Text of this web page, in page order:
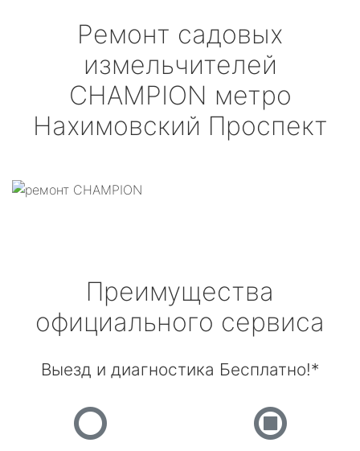
Ремонт садовых
измельчителей
CHAMPION метро
Нахимовский Проспект
Преимущества
официального сервиса
Выезд и диагностика Бесплатно!*